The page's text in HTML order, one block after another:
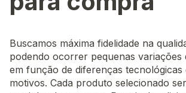
Buscamos máxima fidelidade na
podendo ocorrer pequenas variações
em função de diferenças
motivos. Cada produto selecionado